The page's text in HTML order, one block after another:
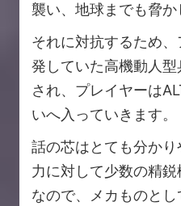
襲い、地球までも脅か
それに対抗するため
発していた高機動人型
され、プレイヤーは
いへ入っていきます。
話の芯はとても分か
力に対して少数の精
なので、メカものと